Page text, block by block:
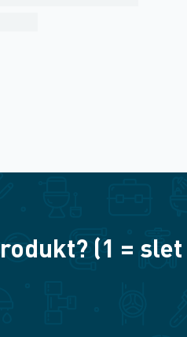
(1 =